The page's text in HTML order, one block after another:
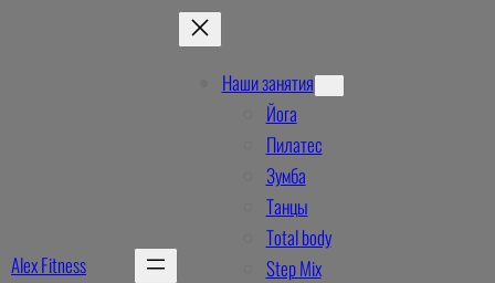
Alex Fitness
Наши занятия
Йога
Пилатес
Зумба
Танцы
Total body
Step Mix